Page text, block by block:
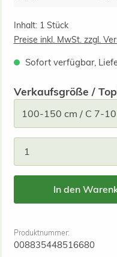
Inhalt: 1 Stück
Preise inkl. MwSt. zzgl.
Sofort verfügbar,
Verkaufsgröße /
In den
Produktnummer:
008835448516680